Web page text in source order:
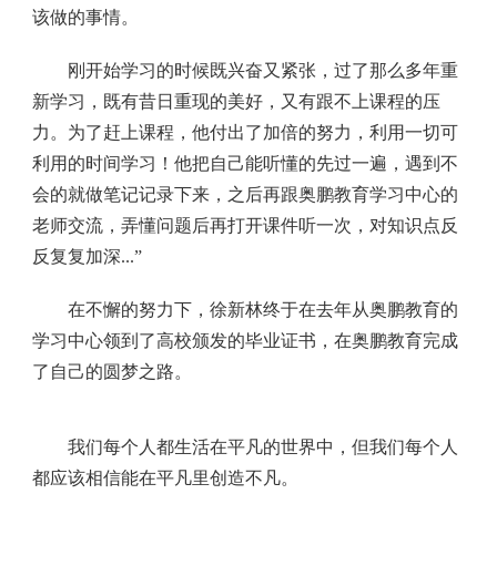
该做的事情。
刚开始学习的时候既兴奋又紧张，过了那么多年重
新学习，既有昔日重现的美好，又有跟不上课程的压
力。为了赶上课程，他付出了加倍的努力，利用一切可
利用的时间学习！他把自己能听懂的先过一遍，遇到不
会的就做笔记记录下来，之后再跟奥鹏教育学习中心的
老师交流，弄懂问题后再打开课件听一次，对知识点反
反复复加深...”
在不懈的努力下，徐新林终于在去年从奥鹏教育的
学习中心领到了高校颁发的毕业证书，在奥鹏教育完成
了自己的圆梦之路。
我们每个人都生活在平凡的世界中，但我们每个人
都应该相信能在平凡里创造不凡。